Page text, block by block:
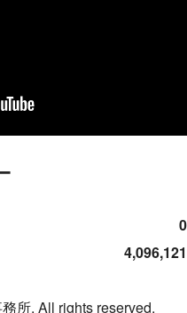
0
4,096,121
所. All rights reserved.